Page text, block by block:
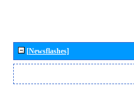
[Newsflashes]